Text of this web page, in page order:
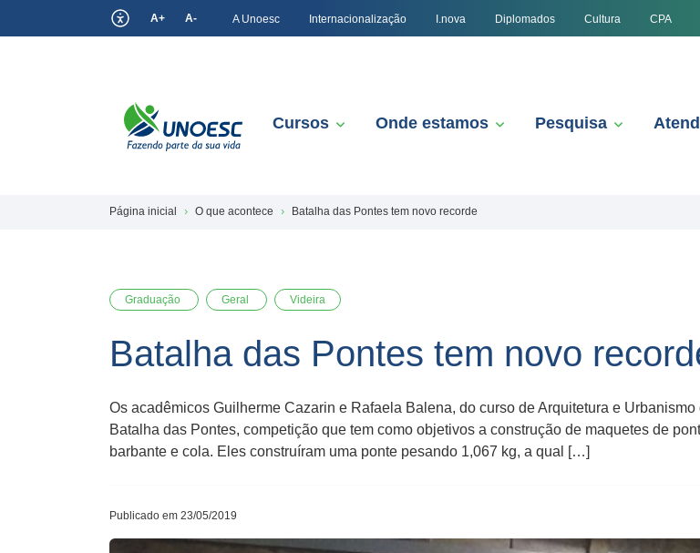
A+ A- A Unoesc Internacionalização I.nova Diplomados Cultura CPA
Cursos Onde estamos Pesquisa
Página inicial O que acontece Batalha das Pontes tem novo recorde
Graduação Geral Videira
Batalha das Pontes tem novo
Os acadêmicos Guilherme Cazarin e Rafaela Balena, do curso de Arquitetura e
Batalha das Pontes, competição que tem como objetivos a construção de maquetes de
barbante e cola. Eles construíram uma ponte pesando 1,067 kg, a qual […]
Publicado em 23/05/2019